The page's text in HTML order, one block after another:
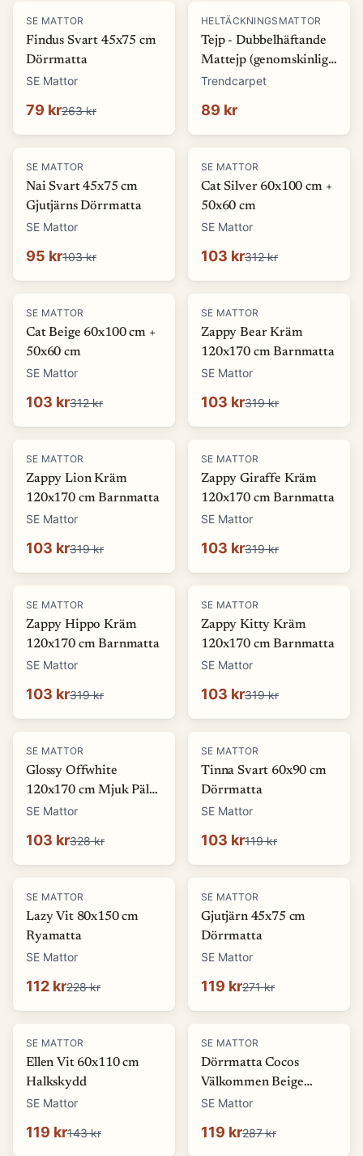
-70%
SE MATTOR
Findus Svart 45x75 cm
Dörrmatta
SE Mattor
79 kr263 kr
HELTÄCKNINGSMATTOR
Tejp - Dubbelhäftande
Mattejp (genomskinlig)
(Storlek: 5 x 1500 cm)
Trendcarpet
89 kr
-8%
SE MATTOR
Nai Svart 45x75 cm
Gjutjärns Dörrmatta
SE Mattor
95 kr103 kr
-67%
SE MATTOR
Cat Silver 60x100 cm +
50x60 cm
SE Mattor
103 kr312 kr
-67%
SE MATTOR
Cat Beige 60x100 cm +
50x60 cm
SE Mattor
103 kr312 kr
-68%
SE MATTOR
Zappy Bear Kräm
120x170 cm Barnmatta
SE Mattor
103 kr319 kr
-68%
SE MATTOR
Zappy Lion Kräm
120x170 cm Barnmatta
SE Mattor
103 kr319 kr
-68%
SE MATTOR
Zappy Giraffe Kräm
120x170 cm Barnmatta
SE Mattor
103 kr319 kr
-68%
SE MATTOR
Zappy Hippo Kräm
120x170 cm Barnmatta
SE Mattor
103 kr319 kr
-68%
SE MATTOR
Zappy Kitty Kräm
120x170 cm Barnmatta
SE Mattor
103 kr319 kr
-69%
SE MATTOR
Glossy Offwhite
120x170 cm Mjuk Päls-
look Matta
SE Mattor
103 kr328 kr
-13 %
SE MATTOR
Tinna Svart 60x90 cm
Dörrmatta
SE Mattor
103 kr119 kr
-51 %
SE MATTOR
Lazy Vit 80x150 cm
Ryamatta
SE Mattor
112 kr228 kr
-56%
SE MATTOR
Gjutjärn 45x75 cm
Dörrmatta
SE Mattor
119 kr271 kr
-17 %
SE MATTOR
Ellen Vit 60x110 cm
Halkskydd
SE Mattor
119 kr143 kr
-58%
SE MATTOR
Dörrmatta Cocos
Välkommen Beige
45x75 cm
SE Mattor
119 kr287 kr